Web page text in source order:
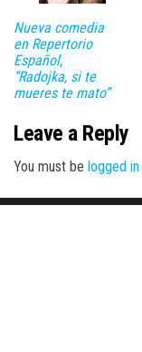
Nueva comedia
en Repertorio
Español,
“Radojka, si te
mueres te mato”
Leave a Reply
You must be logged in